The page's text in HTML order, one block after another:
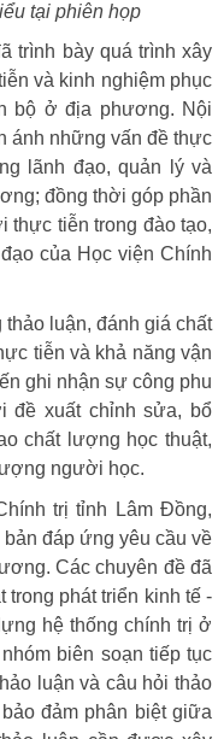
tại phiên họp
trình bày quá trình xây
và kinh nghiệm phục
bộ ở địa phương. Nội
ánh những vấn đề thực
lãnh đạo, quản lý và
đồng thời góp phần
thực tiễn trong đào tạo,
của Học viện Chính
luận, đánh giá chất
tiễn và khả năng vận
ghi nhận sự công phu
đề xuất chỉnh sửa, bổ
chất lượng học thuật,
người học.
trị tỉnh Lâm Đồng,
đáp ứng yêu cầu về
Các chuyên đề đã
phát triển kinh tế -
hệ thống chính trị ở
biên soạn tiếp tục
luận và câu hỏi thảo
đảm phân biệt giữa